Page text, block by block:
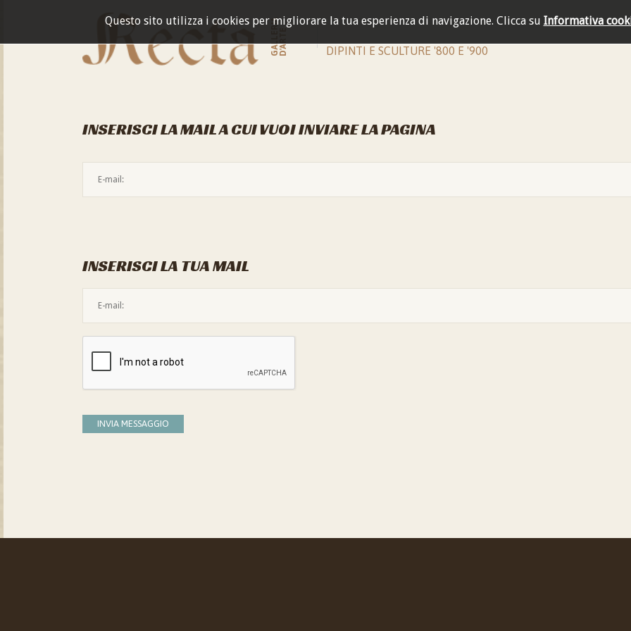
Questo sito utilizza i cookies per migliorare la tua esperienza di navigazione. Clicca su Informativa
GALLERIAD'ARTE DIPINTI E SCULTURE '800 E '900
INSERISCI LA MAIL A CUI VUOI INVIARE LA PAGINA
INSERISCI LA TUA MAIL
INVIA MESSAGGIO